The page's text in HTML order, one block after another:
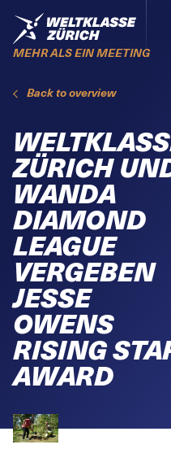
Skiplinks
Home
MEHR ALS EIN MEETING
Back to overview
ZÜRICH
WANDA
DIAMOND
LEAGUE
VERGEBEN
JESSE
OWENS
RISING
AWARD